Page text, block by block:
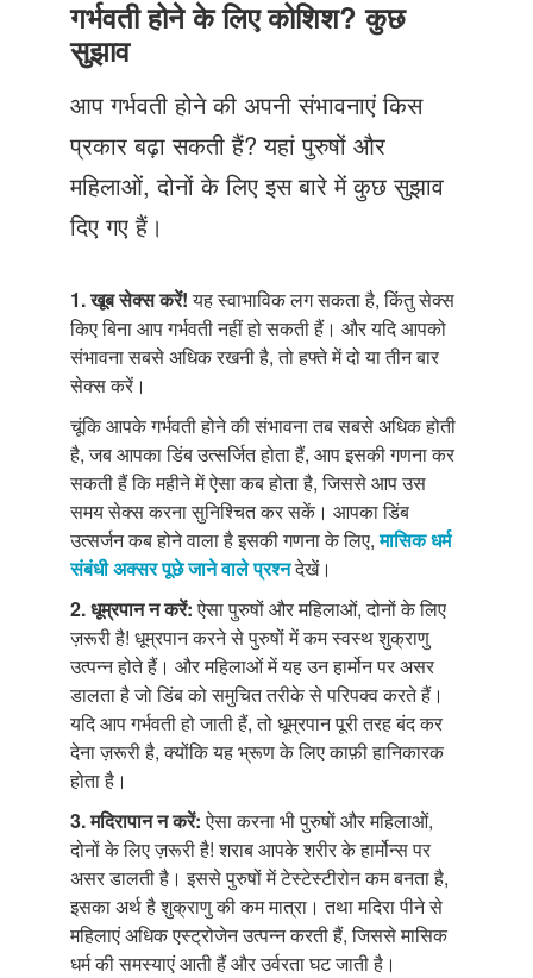
Just Poocho
गर्भवती होने के लिए कोशिश? कुछ
सुझाव
आप गर्भवती होने की अपनी संभावनाएं किस
प्रकार बढ़ा सकती हैं? यहां पुरुषों और
महिलाओं, दोनों के लिए इस बारे में कुछ सुझाव
दिए गए हैं।
1. खूब सेक्स करें!यह स्वाभाविक लग सकता है, किंतु सेक्स
किए बिना आप गर्भवती नहीं हो सकती हैं। और यदि आपको
संभावना सबसे अधिक रखनी है, तो हफ्ते में दो या तीन बार
सेक्स करें।
चूंकि आपके गर्भवती होने की संभावना तब सबसे अधिक होती
है, जब आपका डिंब उत्सर्जित होता हैं, आप इसकी गणना कर
सकती हैं कि महीने में ऐसा कब होता है, जिससे आप उस
समय सेक्स करना सुनिश्चित कर सकें। आपका डिंब
उत्सर्जन कब होने वाला है इसकी गणना के लिए,मासिक धर्म
संबंधी अक्सर पूछे जाने वाले प्रश्नदेखें।
2. धूम्रपान न करें:ऐसा पुरुषों और महिलाओं, दोनों के लिए
ज़रूरी है! धूम्रपान करने से पुरुषों में कम स्वस्थ शुक्राणु
उत्पन्न होते हैं। और महिलाओं में यह उन हार्मोन पर असर
डालता है जो डिंब को समुचित तरीके से परिपक्व करते हैं।
यदि आप गर्भवती हो जाती हैं, तो धूम्रपान पूरी तरह बंद कर
देना ज़रूरी है, क्योंकि यह भ्रूण के लिए काफ़ी हानिकारक
होता है।
3. मदिरापान न करें:ऐसा करना भी पुरुषों और महिलाओं,
दोनों के लिए ज़रूरी है! शराब आपके शरीर के हार्मोन्स पर
असर डालती है। इससे पुरुषों में टेस्टेस्टीरोन कम बनता है,
इसका अर्थ है शुक्राणु की कम मात्रा। तथा मदिरा पीने से
महिलाएं अधिक एस्ट्रोजेन उत्पन्न करती हैं, जिससे मासिक
धर्म की समस्याएं आती हैं और उर्वरता घट जाती है।